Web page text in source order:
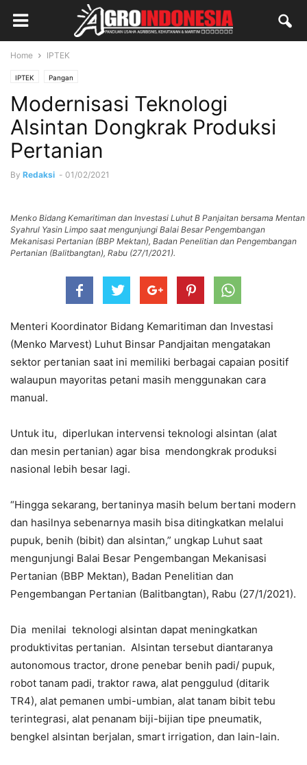
Home IPTEK
IPTEK Pangan
Modernisasi Teknologi
Alsintan Dongkrak Produksi
Pertanian
By Redaksi - 01/02/2021
Menko Bidang Kemaritiman dan Investasi Luhut B Panjaitan bersama Mentan
Syahrul Yasin Limpo saat mengunjungi Balai Besar Pengembangan
Mekanisasi Pertanian (BBP Mektan), Badan Penelitian dan Pengembangan
Pertanian (Balitbangtan), Rabu (27/1/2021).
Menteri Koordinator Bidang Kemaritiman dan Investasi
(Menko Marvest) Luhut Binsar Pandjaitan mengatakan
sektor pertanian saat ini memiliki berbagai capaian positif
walaupun mayoritas petani masih menggunakan cara
manual.
Untuk itu, diperlukan intervensi teknologi alsintan (alat
dan mesin pertanian) agar bisa mendongkrak produksi
nasional lebih besar lagi.
“Hingga sekarang, bertaninya masih belum bertani modern
dan hasilnya sebenarnya masih bisa ditingkatkan melalui
pupuk, benih (bibit) dan alsintan,” ungkap Luhut saat
mengunjungi Balai Besar Pengembangan Mekanisasi
Pertanian (BBP Mektan), Badan Penelitian dan
Pengembangan Pertanian (Balitbangtan), Rabu (27/1/2021).
Dia menilai teknologi alsintan dapat meningkatkan
produktivitas pertanian. Alsintan tersebut diantaranya
autonomous tractor, drone penebar benih padi/ pupuk,
robot tanam padi, traktor rawa, alat penggulud (ditarik
TR4), alat pemanen umbi-umbian, alat tanam bibit tebu
terintegrasi, alat penanam biji-bijian tipe pneumatik,
bengkel alsintan berjalan, smart irrigation, dan lain-lain.